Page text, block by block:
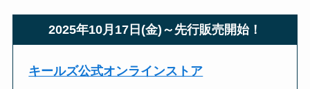
2025年10月17日(金)～先行販売開始！
キールズ公式オンラインストア